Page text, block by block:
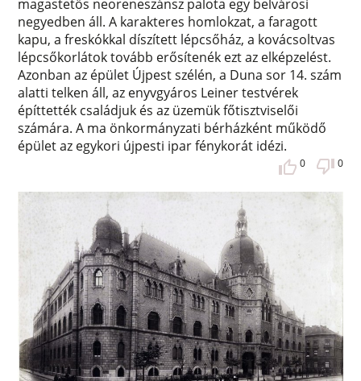
magastetős neoreneszánsz palota egy belvárosi
negyedben áll. A karakteres homlokzat, a faragott
kapu, a freskókkal díszített lépcsőház, a kovácsoltvas
lépcsőkorlátok tovább erősítenék ezt az elképzelést.
Azonban az épület Újpest szélén, a Duna sor 14. szám
alatti telken áll, az enyvgyáros Leiner testvérek
építtették családjuk és az üzemük főtisztviselői
számára. A ma önkormányzati bérházként működő
épület az egykori újpesti ipar fénykorát idézi.
0 0